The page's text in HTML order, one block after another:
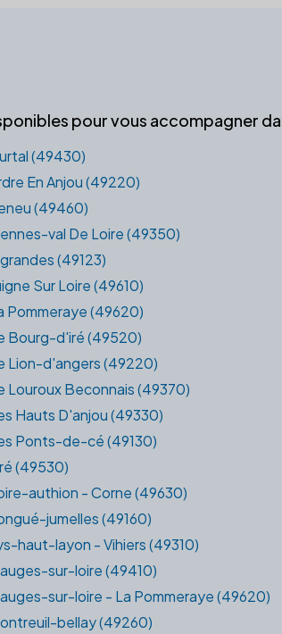
pour vous accompagner
(49430)
En Anjou (49220)
(49460)
val De Loire (49350)
(49123)
Sur Loire (49610)
Pommeraye (49620)
Bourg-d'iré (49520)
Lion-d'angers (49220)
Louroux Beconnais (49370)
Hauts D'anjou (49330)
Ponts-de-cé (49130)
(49530)
authion - Corne (49630)
jumelles (49160)
haut-layon - Vihiers (49310)
sur-loire (49410)
sur-loire - La Pommeraye (49620)
bellay (49260)